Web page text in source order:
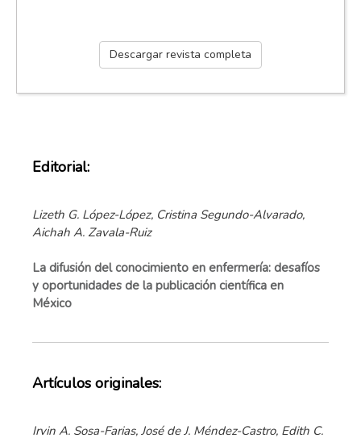
Descargar revista completa
Editorial:
Lizeth G. López-López, Cristina Segundo-Alvarado,
Aichah A. Zavala-Ruiz
La difusión del conocimiento en enfermería: desafíos
y oportunidades de la publicación científica en
México
Artículos originales:
Irvin A. Sosa-Farias, José de J. Méndez-Castro, Edith C.